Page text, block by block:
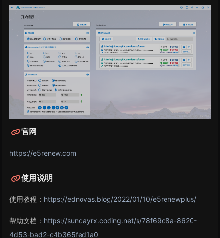
官网
https://e5renew.com
使用说明
使用教程： https://ednovas.blog/2022/01/10/e5renewplus/
帮助文档： https://sundayrx.coding.net/s/78f69c8a-8620-
4d53-bad2-c4b365fed1a0